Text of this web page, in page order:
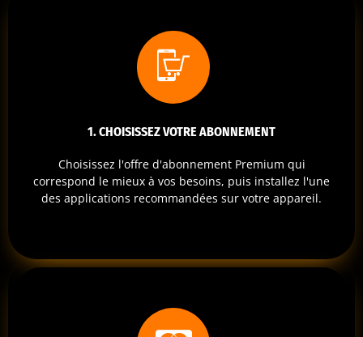
1. CHOISISSEZ VOTRE ABONNEMENT
Choisissez l'offre d'abonnement Premium qui
correspond le mieux à vos besoins, puis installez l'une
des applications recommandées sur votre appareil.